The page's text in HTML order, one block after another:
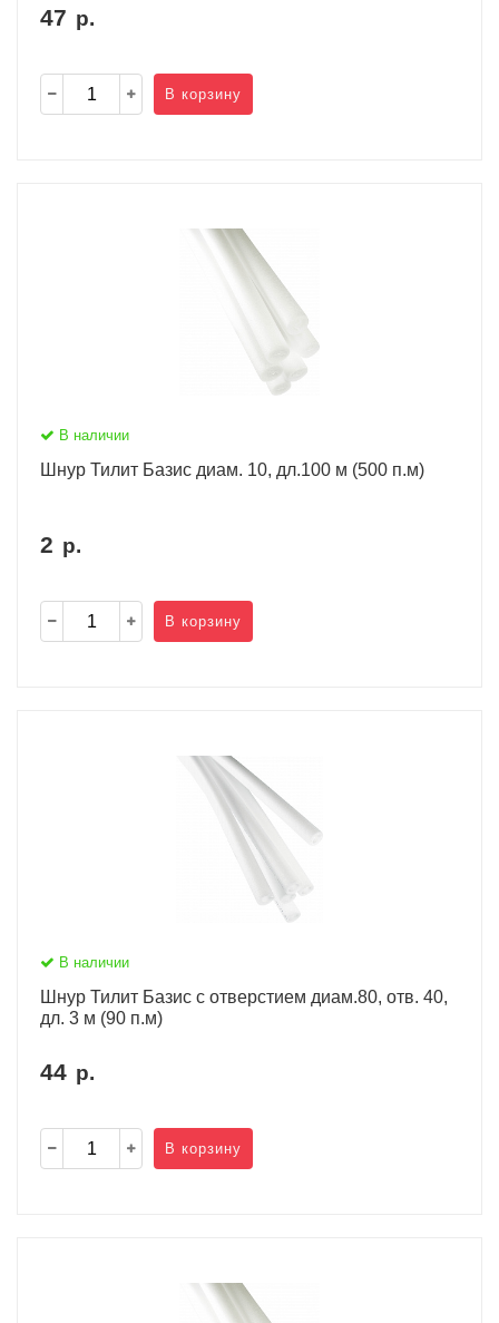
47 р.
В корзину
В наличии
Шнур Тилит Базис диам. 10, дл.100 м (500 п.м)
2 р.
В корзину
В наличии
Шнур Тилит Базис c отверстием диам.80, отв. 40,
дл. 3 м (90 п.м)
44 р.
В корзину